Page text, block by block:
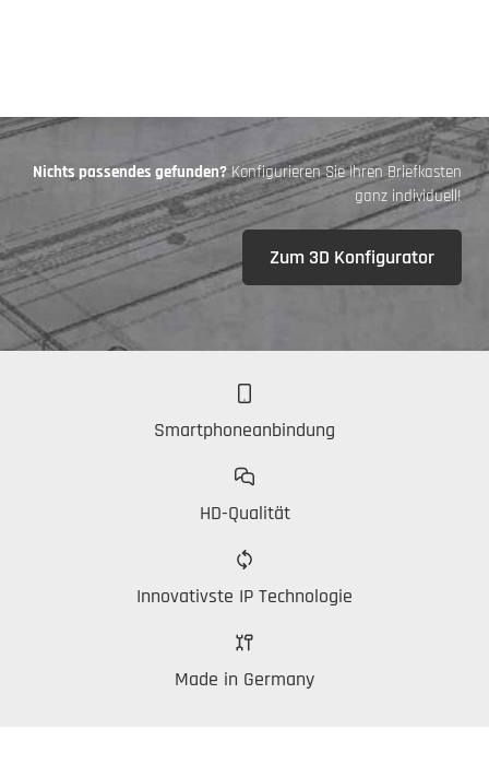
Nichts passendes gefunden?Konfigurieren Sie Ihren Briefkasten
ganz individuell!
Zum 3D Konfigurator
Smartphoneanbindung
HD-Qualität
Innovativste IP Technologie
Made in Germany